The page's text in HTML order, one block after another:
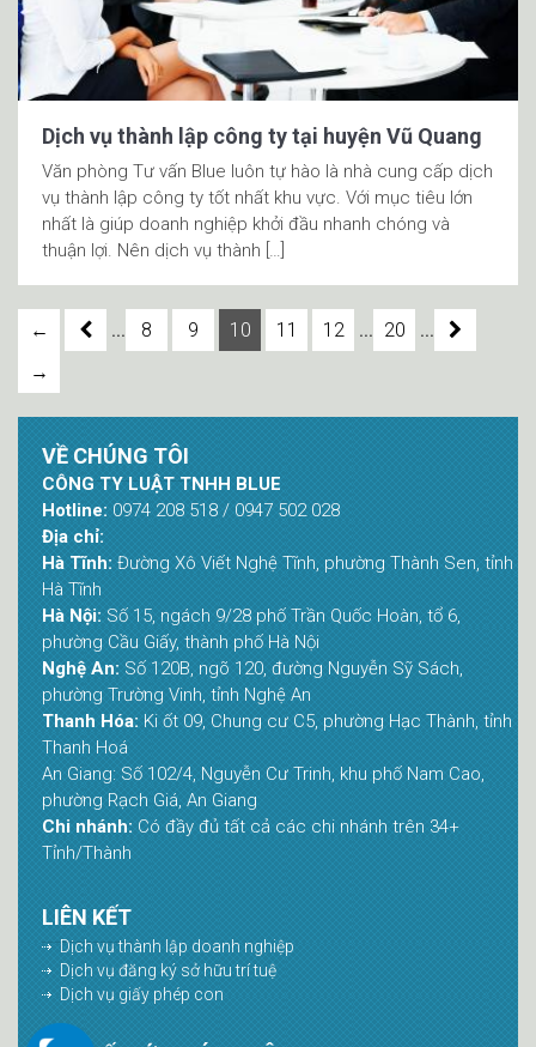
Dịch vụ thành lập công ty tại huyện Vũ Quang
Văn phòng Tư vấn Blue luôn tự hào là nhà cung cấp dịch
vụ thành lập công ty tốt nhất khu vực. Với mục tiêu lớn
nhất là giúp doanh nghiệp khởi đầu nhanh chóng và
thuận lợi. Nên dịch vụ thành […]
← ... 8 9 10 11 12 ... 20 ...
→
VỀ CHÚNG TÔI
CÔNG TY LUẬT TNHH BLUE
Hotline: 0974 208 518 / 0947 502 028
Địa chỉ:
Hà Tĩnh: Đường Xô Viết Nghệ Tĩnh, phường Thành Sen, tỉnh
Hà Tĩnh
Hà Nội: Số 15, ngách 9/28 phố Trần Quốc Hoàn, tổ 6,
phường Cầu Giấy, thành phố Hà Nội
Nghệ An: Số 120B, ngõ 120, đường Nguyễn Sỹ Sách,
phường Trường Vinh, tỉnh Nghệ An
Thanh Hóa: Ki ốt 09, Chung cư C5, phường Hạc Thành, tỉnh
Thanh Hoá
An Giang: Số 102/4, Nguyễn Cư Trinh, khu phố Nam Cao,
phường Rạch Giá, An Giang
Chi nhánh: Có đầy đủ tất cả các chi nhánh trên 34+
Tỉnh/Thành
LIÊN KẾT
Dịch vụ thành lập doanh nghiệp
Dịch vụ đăng ký sở hữu trí tuệ
Dịch vụ giấy phép con